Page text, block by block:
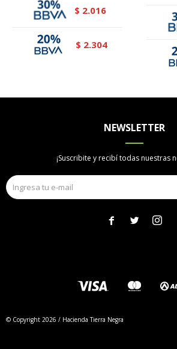
$ 2.016
$ 2.304
NEWSLETTER
¡Suscribite y recibí todas nuestras
  
© Copyright 2026 / Hacienda Tierra Negra